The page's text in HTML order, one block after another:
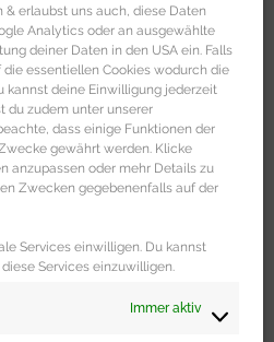
erlaubst uns auch, diese Daten
Analytics oder an ausgewählte
deiner Daten in den USA ein. Falls
essentiellen Cookies wodurch die
kannst deine Einwilligung jederzeit
du zudem unter unserer
dass einige Funktionen der
gewährt werden. Klicke
anzupassen oder mehr Details zu
Zwecken gegebenenfalls auf der
Services einwilligen. Du kannst
Services einzuwilligen.
Immer aktiv